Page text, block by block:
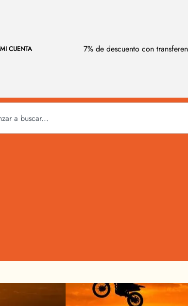
MI CUENTA 7% de descuento con